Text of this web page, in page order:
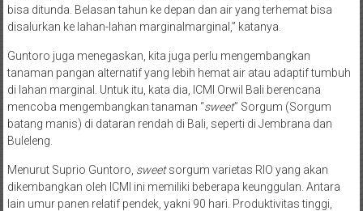
bisa ditunda. Belasan tahun ke depan dan air yang terhemat bisa
disalurkan ke lahan-lahan marginalmarginal,” katanya.
Guntoro juga menegaskan, kita juga perlu mengembangkan
tanaman pangan alternatif yang lebih hemat air atau adaptif tumbuh
di lahan marginal. Untuk itu, kata dia, ICMI Orwil Bali berencana
mencoba mengembangkan tanaman “sweet” Sorgum (Sorgum
batang manis) di dataran rendah di Bali, seperti di Jembrana dan
Buleleng.
Menurut Suprio Guntoro, sweetsorgum varietas RIO yang akan
dikembangkan oleh ICMI ini memiliki beberapa keunggulan. Antara
lain umur panen relatif pendek, yakni 90 hari. Produktivitas tinggi,